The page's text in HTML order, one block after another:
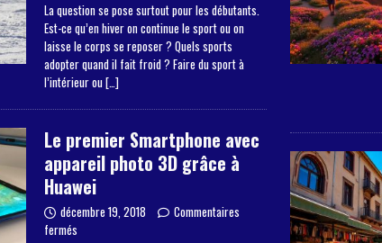
La question se pose surtout pour les débutants.
Est-ce qu’en hiver on continue le sport ou on
laisse le corps se reposer ? Quels sports
adopter quand il fait froid ? Faire du sport à
l’intérieur ou […]
Le premier Smartphone avec
appareil photo 3D grâce à
Huawei
décembre 19, 2018
Commentaires
fermés